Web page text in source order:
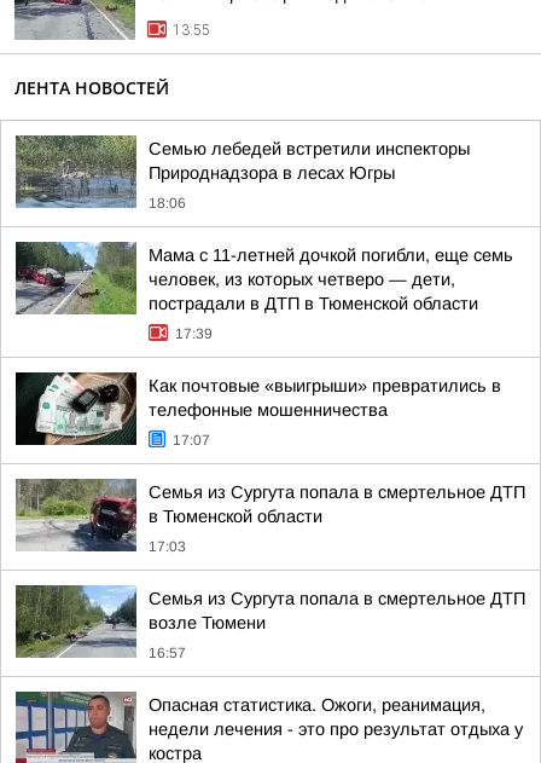
13:55
ЛЕНТА НОВОСТЕЙ
Семью лебедей встретили инспекторы
Природнадзора в лесах Югры
18:06
Мама с 11-летней дочкой погибли, еще семь
человек, из которых четверо — дети,
пострадали в ДТП в Тюменской области
17:39
Как почтовые «выигрыши» превратились в
телефонные мошенничества
17:07
Семья из Сургута попала в смертельное ДТП
в Тюменской области
17:03
Семья из Сургута попала в смертельное ДТП
возле Тюмени
16:57
Опасная статистика. Ожоги, реанимация,
недели лечения - это про результат отдыха у
костра